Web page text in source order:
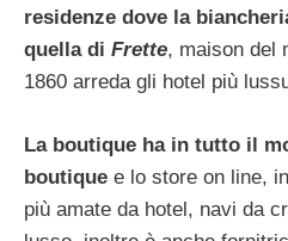
residenze dove la
quella di Frette, maison del
1860 arreda gli hotel più
La boutique ha in tutto il
boutique e lo store on line,
più amate da hotel, navi da